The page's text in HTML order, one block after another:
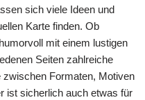
sich viele Ideen und
Karte finden. Ob
mit einem lustigen
Seiten zahlreiche
zwischen Formaten, Motiven
ist sicherlich auch etwas für